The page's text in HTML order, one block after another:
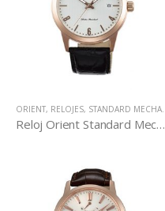
ORIENT, RELOJES, STANDARD MECHANICAL
Reloj Orient Standard Mechanical AC05008W